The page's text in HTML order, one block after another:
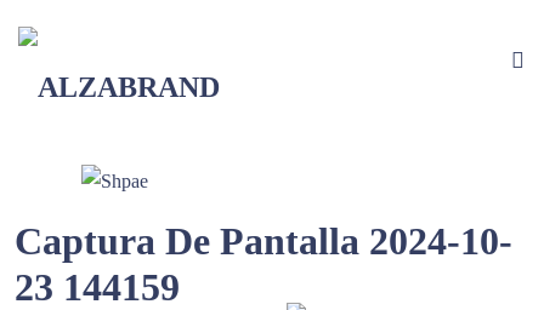
Captura De Pantalla 2024-10-
23 144159